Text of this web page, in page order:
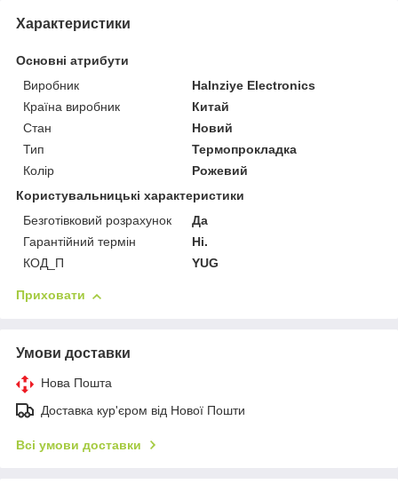
Характеристики
Основні атрибути
Виробник
Halnziye Electronics
Країна виробник
Китай
Стан
Новий
Тип
Термопрокладка
Колір
Рожевий
Користувальницькі характеристики
Безготівковий розрахунок
Да
Гарантійний термін
Ні.
КОД_П
YUG
Приховати
Умови доставки
Нова Пошта
Доставка кур'єром від Нової Пошти
Всі умови доставки